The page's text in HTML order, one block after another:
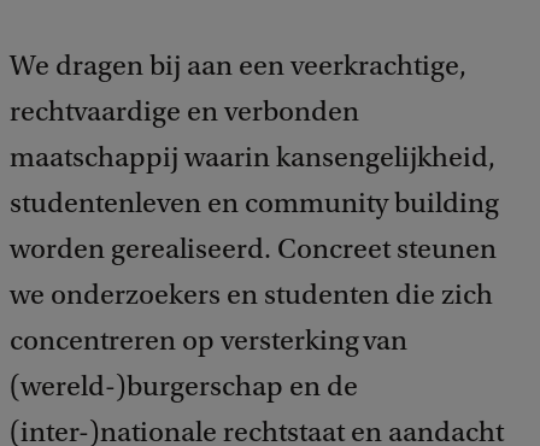
We dragen bij aan een veerkrachtige,
rechtvaardige en verbonden
maatschappij waarin kansengelijkheid,
studentenleven en community building
worden gerealiseerd. Concreet steunen
we onderzoekers en studenten die zich
concentreren op versterking van
(wereld-)burgerschap en de
(inter-)nationale rechtstaat​ en aandacht